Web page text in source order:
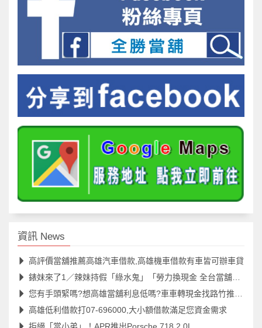
資訊 News
高評價當舖推薦高雄汽車借款,高雄機車借款有車皆可辦車貸
錶妹來了1／辣妹持假「綠水鬼」「勞力換現金 全台當舖發追緝令
您有手頭緊嗎?想高雄當舖利息低嗎?車車轉現金找路竹推薦當舖
高雄低利借款打07-696000,大小額借款滿足您資金需求
拒絕「當小弟」！APR推出Porsche 718 2.0L